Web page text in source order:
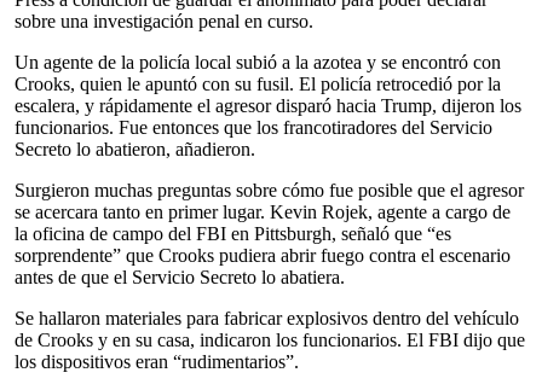
sobre una investigación penal en curso.
Un agente de la policía local subió a la azotea y se encontró con
Crooks, quien le apuntó con su fusil. El policía retrocedió por la
escalera, y rápidamente el agresor disparó hacia Trump, dijeron los
funcionarios. Fue entonces que los francotiradores del Servicio
Secreto lo abatieron, añadieron.
Surgieron muchas preguntas sobre cómo fue posible que el agresor
se acercara tanto en primer lugar. Kevin Rojek, agente a cargo de
la oficina de campo del FBI en Pittsburgh, señaló que “es
sorprendente” que Crooks pudiera abrir fuego contra el escenario
antes de que el Servicio Secreto lo abatiera.
Se hallaron materiales para fabricar explosivos dentro del vehículo
de Crooks y en su casa, indicaron los funcionarios. El FBI dijo que
los dispositivos eran “rudimentarios”.